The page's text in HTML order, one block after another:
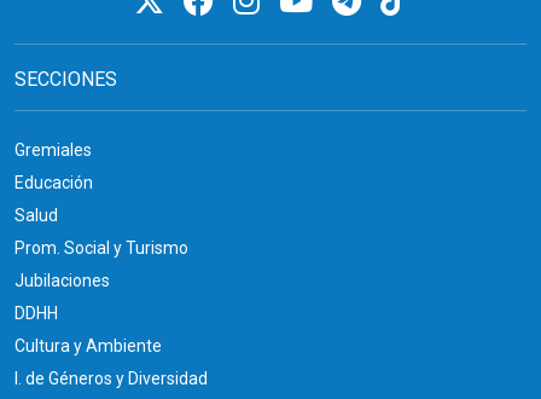
SECCIONES
Gremiales
Educación
Salud
Prom. Social y Turismo
Jubilaciones
DDHH
Cultura y Ambiente
I. de Géneros y Diversidad